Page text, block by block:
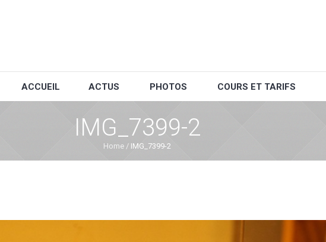
ACCUEIL ACTUS PHOTOS COURS ET TARIFS
IMG_7399-2
Home / IMG_7399-2